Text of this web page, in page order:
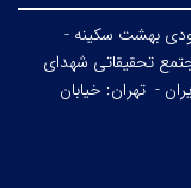
ورودی بهشت سکینه -
تحقیقاتی شهدای
- تهران: خیابان